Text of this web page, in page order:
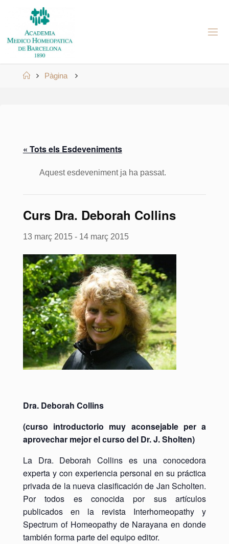
content
HomePàgina
« Tots els Esdeveniments
Aquest esdeveniment ja ha passat.
Curs Dra. Deborah Collins
13 març 2015- 14 març 2015
Dra. Deborah Collins
(curso introductorio muy aconsejable per a
aprovechar mejor el curso del Dr. J. Sholten)
La Dra. Deborah Collins es una conocedora
experta y con experiencia personal en su práctica
privada de la nueva clasificación de Jan Scholten.
Por todos es conocida por sus artículos
publicados en la revista Interhomeopathy y
Spectrum of Homeopathy de Narayana en donde
también forma parte del equipo editor.